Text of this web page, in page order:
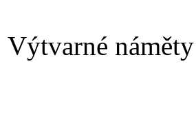
Výtvarné